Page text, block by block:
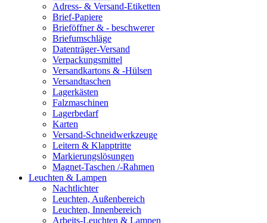
Adress- & Versand-Etiketten
Brief-Papiere
Brieföffner & - beschwerer
Briefumschläge
Datenträger-Versand
Verpackungsmittel
Versandkartons & -Hülsen
Versandtaschen
Lagerkästen
Falzmaschinen
Lagerbedarf
Karten
Versand-Schneidwerkzeuge
Leitern & Klapptritte
Markierungslösungen
Magnet-Taschen /-Rahmen
Leuchten & Lampen
Nachtlichter
Leuchten, Außenbereich
Leuchten, Innenbereich
Arbeits-Leuchten & Lampen